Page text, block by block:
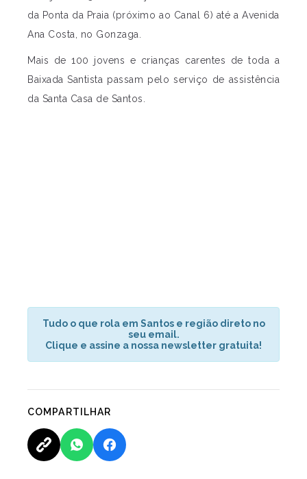
da Ponta da Praia (próximo ao Canal 6) até a Avenida
Ana Costa, no Gonzaga.
Mais de 100 jovens e crianças carentes de toda a
Baixada Santista passam pelo serviço de assistência
da Santa Casa de Santos.
Tudo o que rola em Santos e região direto no
seu email.
Clique e assine a nossa newsletter gratuita!
COMPARTILHAR